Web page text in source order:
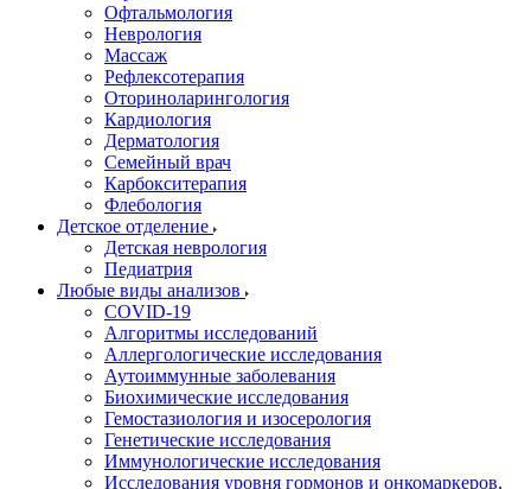
Офтальмология
Неврология
Массаж
Рефлексотерапия
Оториноларингология
Кардиология
Дерматология
Семейный врач
Карбокситерапия
Флебология
Детское отделение
Детская неврология
Педиатрия
Любые виды анализов
COVID-19
Алгоритмы исследований
Аллергологические исследования
Аутоиммунные заболевания
Биохимические исследования
Гемостазиология и изосерология
Генетические исследования
Иммунологические исследования
Исследования уровня гормонов и онкомаркеров,